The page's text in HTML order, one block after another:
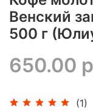
Венский
500 г
(1)
650.00